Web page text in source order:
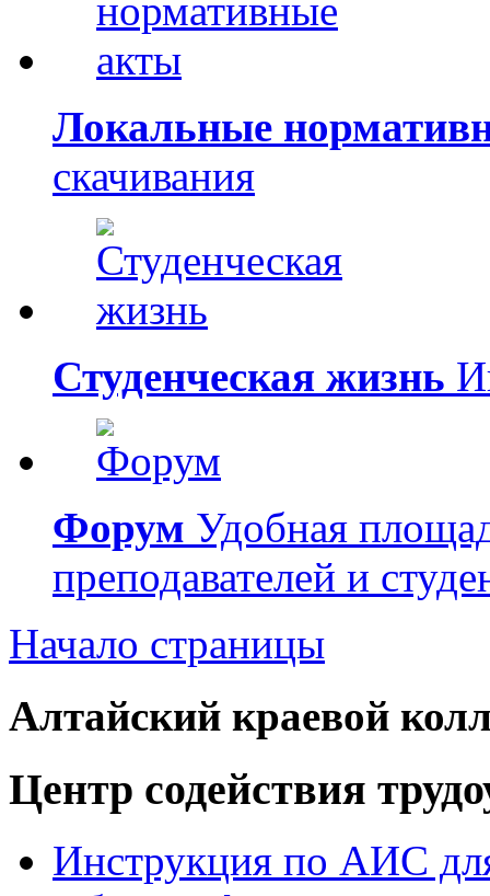
Локальные
скачивания
Студенческая жизнь
Форум Удобная
преподавателей и
Начало страницы
Алтайский краевой
Центр содействия
Инструкция по АИС